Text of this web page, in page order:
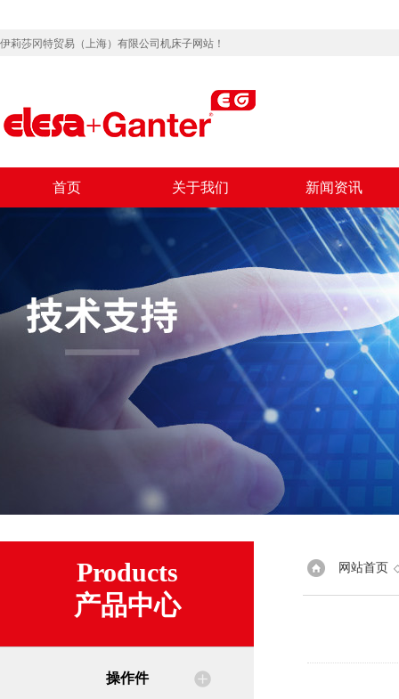
伊莉莎冈特贸易（上海）有限公司机床子网站！
首页 关于我们 新闻资讯
Products
产品中心
操作件
网站首页